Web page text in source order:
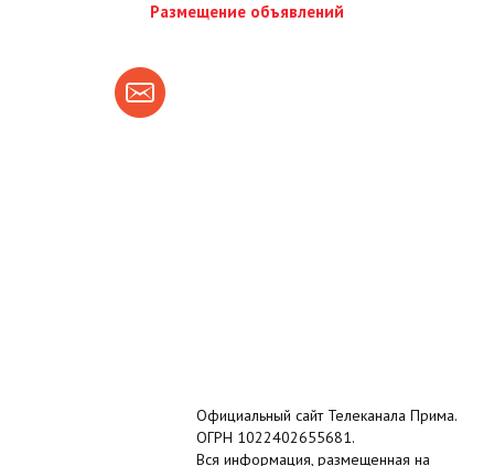
Размещение объявлений
Официальный сайт Телеканала Прима.
ОГРН 1022402655681.
Вся информация, размещенная на